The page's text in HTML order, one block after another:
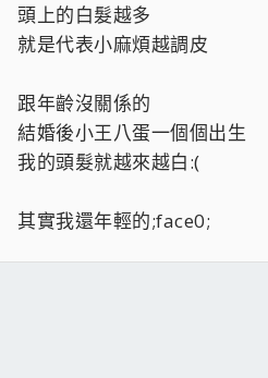
頭上的白髮越多
就是代表小麻煩越調皮
跟年齡沒關係的
結婚後小王八蛋一個個出生
我的頭髮就越來越白:(
其實我還年輕的;face0;